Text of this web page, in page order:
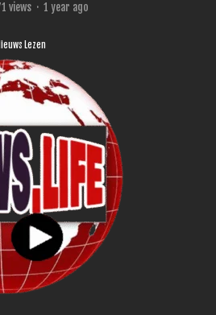
views · 1 year ago
Lezen